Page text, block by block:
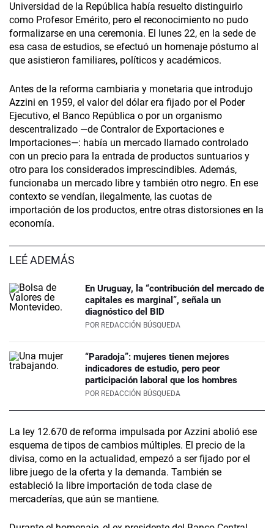
Universidad de la República había resuelto distinguirlo
como Profesor Emérito, pero el reconocimiento no pudo
formalizarse en una ceremonia. El lunes 22, en la sede de
esa casa de estudios, se efectuó un homenaje póstumo al
que asistieron familiares, políticos y académicos.
Antes de la reforma cambiaria y monetaria que introdujo
Azzini en 1959, el valor del dólar era fijado por el Poder
Ejecutivo, el Banco República o por un organismo
descentralizado —de Contralor de Exportaciones e
Importaciones—: había un mercado llamado controlado
con un precio para la entrada de productos suntuarios y
otro para los considerados imprescindibles. Además,
funcionaba un mercado libre y también otro negro. En ese
contexto se vendían, ilegalmente, las cuotas de
importación de los productos, entre otras distorsiones en la
economía.
LEÉ ADEMÁS
En Uruguay, la “contribución del mercado de
capitales es marginal”, señala un
diagnóstico del BID
POR REDACCIÓN BÚSQUEDA
“Paradoja”: mujeres tienen mejores
indicadores de estudio, pero peor
participación laboral que los hombres
POR REDACCIÓN BÚSQUEDA
La ley 12.670 de reforma impulsada por Azzini abolió ese
esquema de tipos de cambios múltiples. El precio de la
divisa, como en la actualidad, empezó a ser fijado por el
libre juego de la oferta y la demanda. También se
estableció la libre importación de toda clase de
mercaderías, que aún se mantiene.